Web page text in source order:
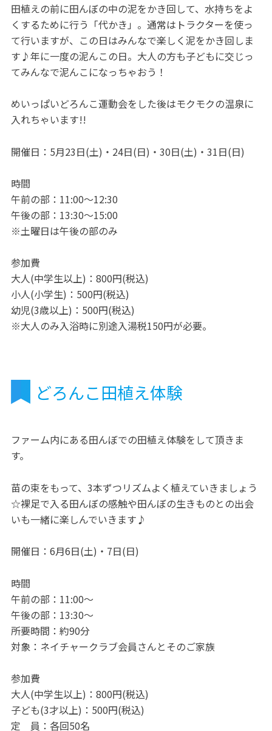
田植えの前に田んぼの中の泥をかき回して、水持ちをよ
くするために行う「代かき」。通常はトラクターを使っ
て行いますが、この日はみんなで楽しく泥をかき回しま
す♪年に一度の泥んこの日。大人の方も子どもに交じっ
てみんなで泥んこになっちゃおう！
めいっぱいどろんこ運動会をした後はモクモクの温泉に
入れちゃいます!!
開催日：5月23日(土)・24日(日)・30日(土)・31日(日)
時間
午前の部：11:00～12:30
午後の部：13:30～15:00
※土曜日は午後の部のみ
参加費
大人(中学生以上)：800円(税込)
小人(小学生)：500円(税込)
幼児(3歳以上)：500円(税込)
※大人のみ入浴時に別途入湯税150円が必要。
どろんこ田植え体験
ファーム内にある田んぼでの田植え体験をして頂きま
す。
苗の束をもって、3本ずつリズムよく植えていきましょう
☆裸足で入る田んぼの感触や田んぼの生きものとの出会
いも一緒に楽しんでいきます♪
開催日：6月6日(土)・7日(日)
時間
午前の部：11:00～
午後の部：13:30～
所要時間：約90分
対象：ネイチャークラブ会員さんとそのご家族
参加費
大人(中学生以上)：800円(税込)
子ども(3才以上)：500円(税込)
定 員：各回50名